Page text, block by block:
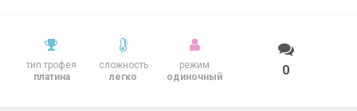
тип трофея
платина
сложность
легко
режим
одиночный
0